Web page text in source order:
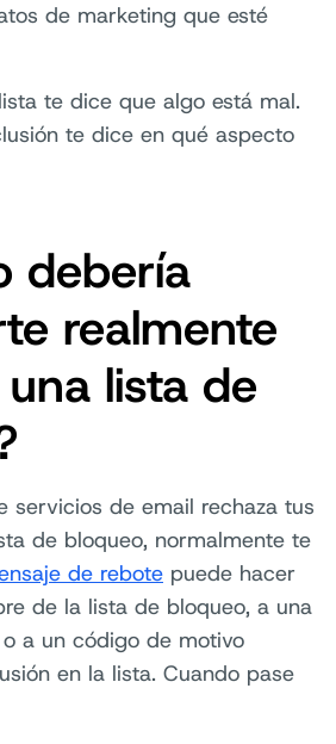
de marketing que esté
te dice que algo está mal.
te dice en qué aspecto
debería
realmente
lista de
servicios de email rechaza tus
de bloqueo, normalmente te
de rebote puede hacer
de la lista de bloqueo, a una
o a un código de motivo
en la lista. Cuando pase